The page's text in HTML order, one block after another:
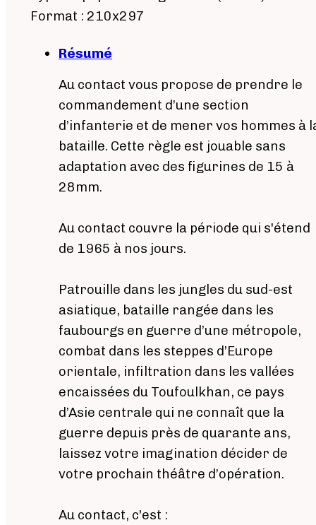
Format : 210x297
Résumé
Au contact vous propose de prendre le
commandement d’une section
d’infanterie et de mener vos hommes à
bataille. Cette règle est jouable sans
adaptation avec des figurines de 15 à
28mm.
Au contact couvre la période qui s'étend
de 1965 à nos jours.
Patrouille dans les jungles du sud-est
asiatique, bataille rangée dans les
faubourgs en guerre d’une métropole,
combat dans les steppes d’Europe
orientale, infiltration dans les vallées
encaissées du Toufoulkhan, ce pays
d’Asie centrale qui ne connaît que la
guerre depuis près de quarante ans,
laissez votre imagination décider de
votre prochain théâtre d’opération.
Au contact, c'est :